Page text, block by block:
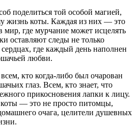
поделиться той особой магией,
жизнь коты. Каждая из них — это
мир, где мурчание может исцелять
оставляют следы не только
где каждый день наполнен
любви.
кто когда-либо был очарован
глаз. Всем, кто знает, что
прикосновения лапки к лицу.
— это не просто питомцы,
очага, целители душевных